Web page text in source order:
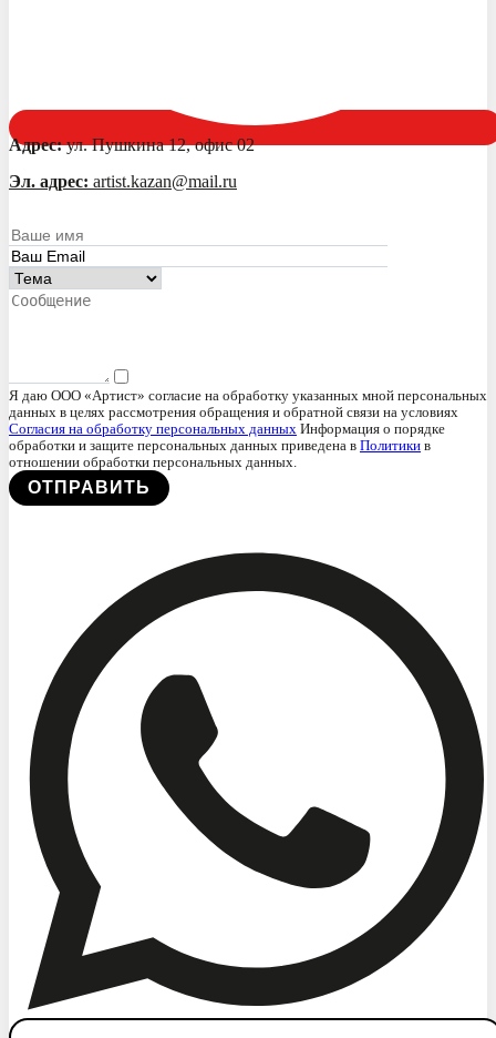
Адрес:ул. Пушкина 12, офис 02
Эл. адрес: artist.kazan@mail.ru
Я даю ООО «Артист» согласие на обработку указанных мной персональных
данных в целях рассмотрения обращения и обратной связи на условиях
Согласия на обработку персональных данных Информация о порядке
обработки и защите персональных данных приведена в Политики в
отношении обработки персональных данных.